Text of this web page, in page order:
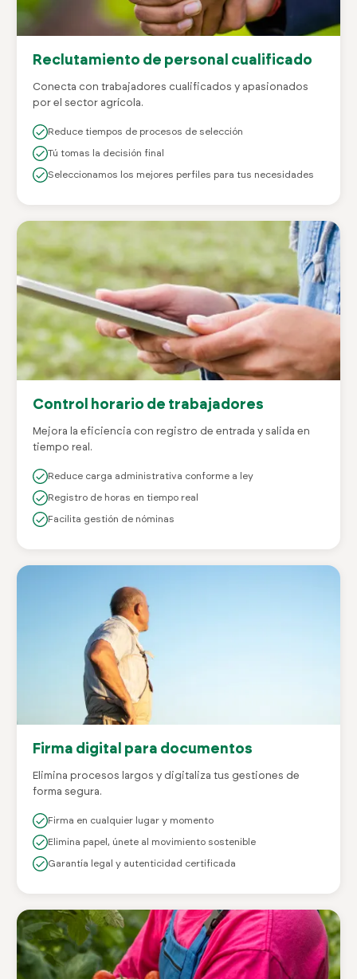
Reclutamiento de personal cualificado
Conecta con trabajadores cualificados y apasionados
por el sector agrícola.
Reduce tiempos de procesos de selección
Tú tomas la decisión final
Seleccionamos los mejores perfiles para tus necesidades
Control horario de trabajadores
Mejora la eficiencia con registro de entrada y salida en
tiempo real.
Reduce carga administrativa conforme a ley
Registro de horas en tiempo real
Facilita gestión de nóminas
Firma digital para documentos
Elimina procesos largos y digitaliza tus gestiones de
forma segura.
Firma en cualquier lugar y momento
Elimina papel, únete al movimiento sostenible
Garantía legal y autenticidad certificada